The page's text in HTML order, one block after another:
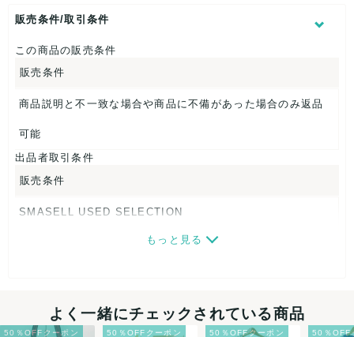
ヒール高：約1cm
販売条件/取引条件
この商品の販売条件
販売条件
商品説明と不一致な場合や商品に不備があった場合のみ返品
可能
出品者取引条件
販売条件
SMASELL USED SELECTION
画像ダウンロードなので、転売にも最適♪
ネコポスの場合は日時指定ができませんので、ご了承下さい
もっと見る
よく一緒にチェックされている商品
50％OFFクーポン 50％OFFクーポン 50％OFFクーポン 50％OFF